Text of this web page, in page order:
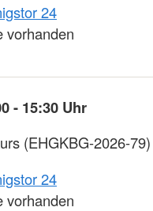
24
vorhanden
- 15:30 Uhr
(EHGKBG-2026-79)
24
vorhanden